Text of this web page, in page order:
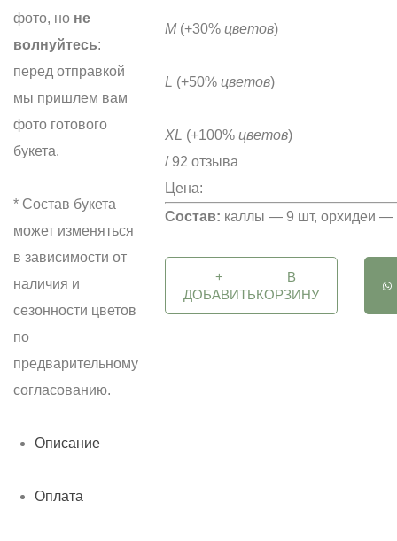
фото, но не
волнуйтесь:
перед отправкой
мы пришлем вам
фото готового
букета.
* Состав букета
может изменяться
в зависимости от
наличия и
сезонности цветов
по
предварительному
согласованию.
M(+30% цветов)
L (+50% цветов)
XL (+100% цветов)
/ 92 отзыва
Цена:
Состав: каллы — 9 шт, орхидеи —
+
ДОБАВИТЬ
В
КОРЗИНУ
Описание
Оплата